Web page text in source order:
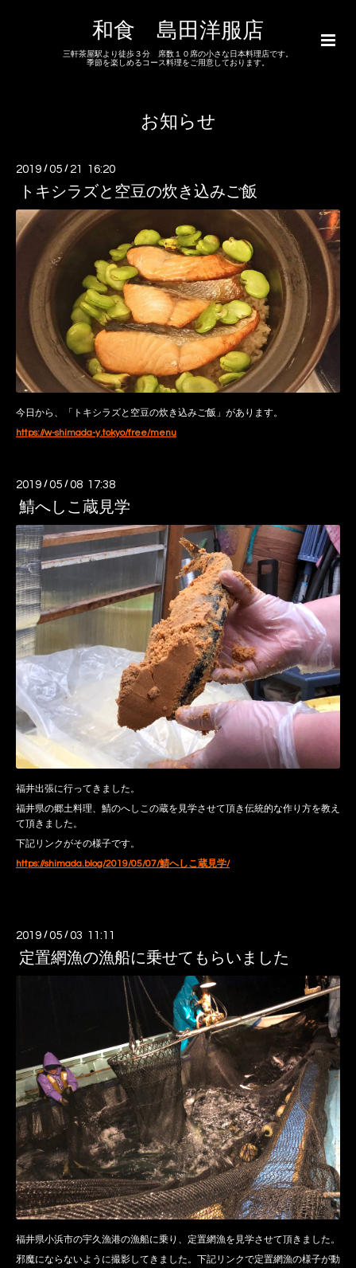
和食 島田洋服店
三軒茶屋駅より徒歩３分 席数１０席の小さな日本料理店です。
季節を楽しめるコース料理をご用意しております。
お知らせ
2019 /05 / 21 16:20
トキシラズと空豆の炊き込みご飯
今日から、「トキシラズと空豆の炊き込みご飯」があります。
https://w-shimada-y.tokyo/free/menu
2019 /05 /08 17:38
鯖へしこ蔵見学
福井出張に行ってきました。
福井県の郷土料理、鯖のへしこの蔵を見学させて頂き伝統的な作り方を教え
て頂きました。
下記リンクがその様子です。
https://shimada.blog/2019/05/07/鯖へしこ蔵見学/
2019 /05 /03 11:11
定置網漁の漁船に乗せてもらいました
福井県小浜市の宇久漁港の漁船に乗り、定置網漁を見学させて頂きました。
邪魔にならないように撮影してきました。下記リンクで定置網漁の様子が動